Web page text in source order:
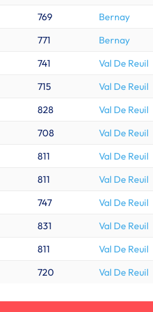
769
Bernay
771
Bernay
741
Val De Reuil
715
Val De Reuil
828
Val De Reuil
708
Val De Reuil
811
Val De Reuil
811
Val De Reuil
747
Val De Reuil
831
Val De Reuil
811
Val De Reuil
720 Val De Reuil